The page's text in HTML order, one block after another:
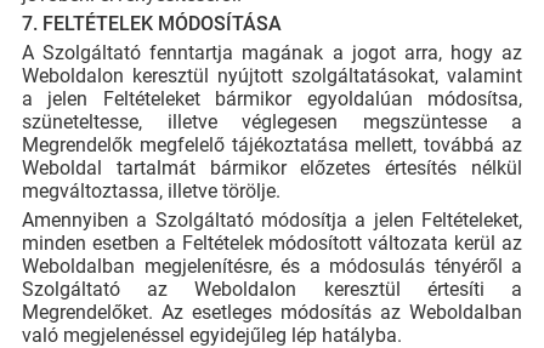
7. FELTÉTELEK MÓDOSÍTÁSA
A Szolgáltató fenntartja magának a jogot arra, hogy az
Weboldalon keresztül nyújtott szolgáltatásokat, valamint
a jelen Feltételeket bármikor egyoldalúan módosítsa,
szüneteltesse, illetve véglegesen megszüntesse a
Megrendelők megfelelő tájékoztatása mellett, továbbá az
Weboldal tartalmát bármikor előzetes értesítés nélkül
megváltoztassa, illetve törölje.
Amennyiben a Szolgáltató módosítja a jelen Feltételeket,
minden esetben a Feltételek módosított változata kerül az
Weboldalban megjelenítésre, és a módosulás tényéről a
Szolgáltató az Weboldalon keresztül értesíti a
Megrendelőket. Az esetleges módosítás az Weboldalban
való megjelenéssel egyidejűleg lép hatályba.